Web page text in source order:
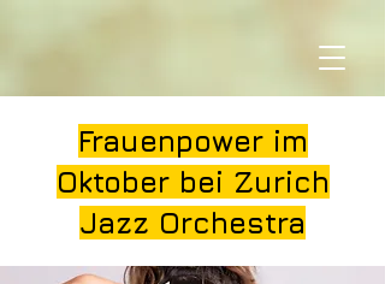
Frauenpower im
Oktober bei Zurich
Jazz Orchestra